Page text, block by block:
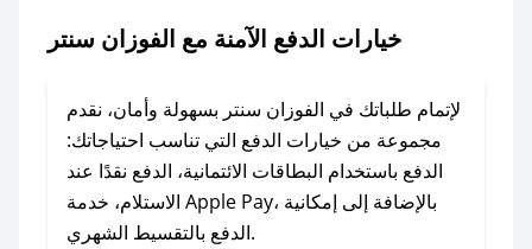
لا تقلق! يمكنك التواصل مع فريق دعم صحصح عبر
الرسائل الخاصة على تويتر أو البريد الإلكتروني،
وسنقوم بحل المشكلة في أسرع وقت ممكن.
### ماذا أفعل إذا لم أجد كود خصم لمتجري
خيارات الدفع الآمنة مع الفوزان سنتر
لإتمام طلباتك في الفوزان سنتر بسهولة وأمان، نقدم
مجموعة من خيارات الدفع التي تناسب احتياجاتك:
الدفع باستخدام البطاقات الائتمانية، الدفع نقدًا عند
الاستلام، خدمة Apple Pay، بالإضافة إلى إمكانية
الدفع بالتقسيط الشهري.